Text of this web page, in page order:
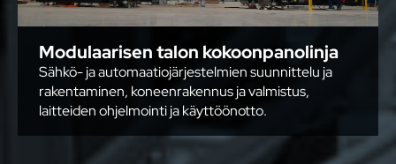
Modulaarisen talon kokoonpanolinja
Sähkö- ja automaatiojärjestelmien suunnittelu ja
rakentaminen, koneenrakennus ja valmistus,
laitteiden ohjelmointi ja käyttöönotto.